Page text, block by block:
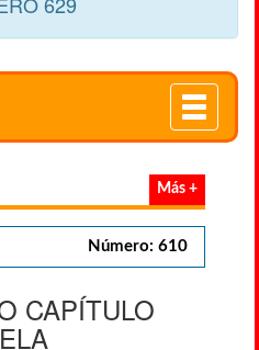
Toggle
Más +
Número: 610
CAPÍTULO